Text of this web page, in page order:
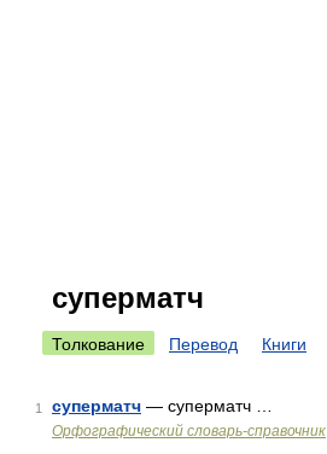
суперматч
Толкование Перевод Книги
1 суперматч — суперматч …
Орфографический словарь-справочник